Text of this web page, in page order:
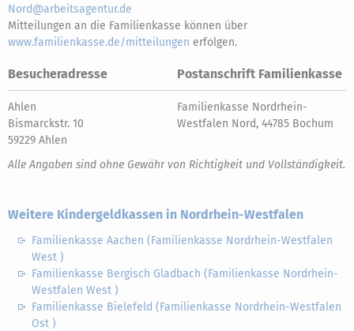
Nord@arbeitsagentur.de
Mitteilungen an die Familienkasse können über
www.familienkasse.de/mitteilungen erfolgen.
Besucheradresse
Ahlen
Bismarckstr. 10
59229 Ahlen
Postanschrift Familienkasse
Familienkasse Nordrhein-
Westfalen Nord, 44785 Bochum
Alle Angaben sind ohne Gewähr von Richtigkeit und Vollständigkeit.
Weitere Kindergeldkassen in Nordrhein-Westfalen
Familienkasse Aachen (Familienkasse Nordrhein-Westfalen
West )
Familienkasse Bergisch Gladbach (Familienkasse Nordrhein-
Westfalen West )
Familienkasse Bielefeld (Familienkasse Nordrhein-Westfalen
Ost )